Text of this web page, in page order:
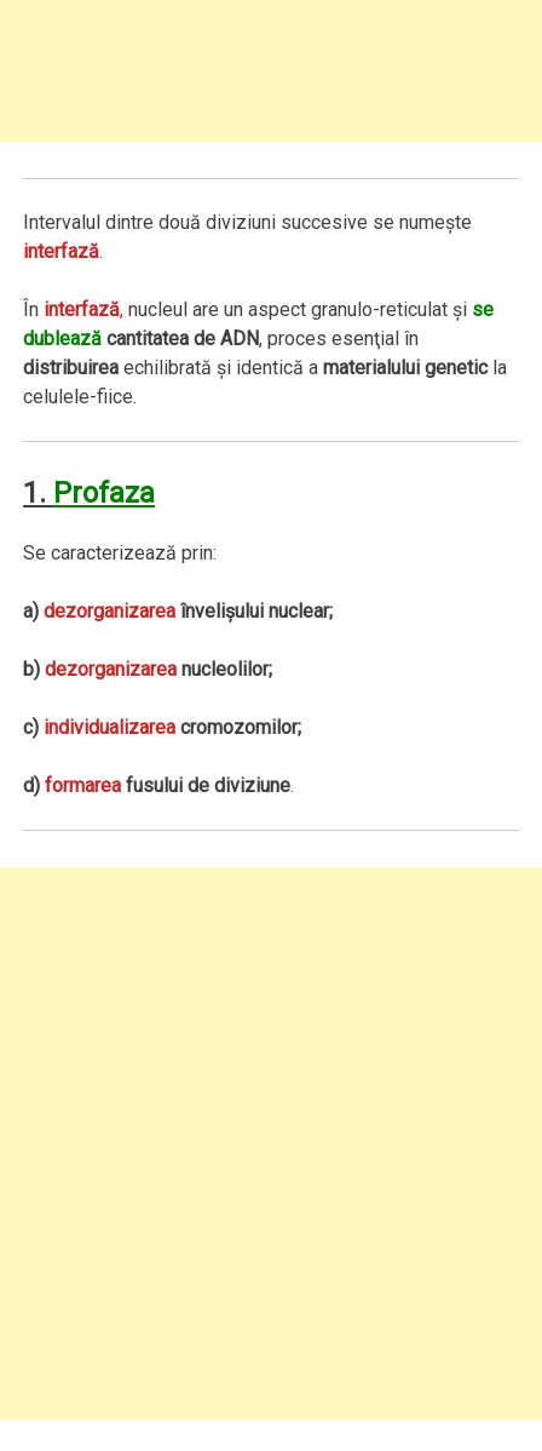
Intervalul dintre două diviziuni succesive se numeşte
interfază.
În interfază, nucleul are un aspect granulo-reticulat şi se
dublează cantitatea de ADN, proces esenţial în
distribuirea echilibrată şi identică amaterialului geneticla
celulele-fiice.
1. Profaza
Se caracterizează prin:
a)dezorganizarea învelişului nuclear;
b) dezorganizarea nucleolilor;
c) individualizarea cromozomilor;
d) formarea fusului de diviziune.